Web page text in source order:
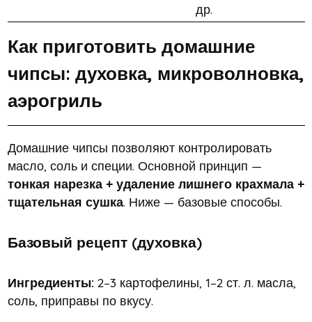
др.
Как приготовить домашние
чипсы: духовка, микроволновка,
аэрогриль
Домашние чипсы позволяют контролировать
масло, соль и специи. Основной принцип —
тонкая нарезка + удаление лишнего крахмала +
тщательная сушка. Ниже — базовые способы.
Базовый рецепт (духовка)
Ингредиенты: 2–3 картофелины, 1–2 ст. л. масла,
соль, приправы по вкусу.